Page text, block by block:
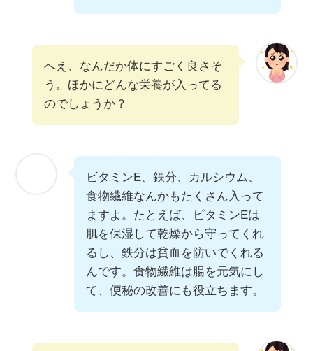
へえ、なんだか体にすごく良さそ
う。ほかにどんな栄養が入ってる
のでしょうか？
ビタミンE、鉄分、カルシウム、
食物繊維なんかもたくさん入って
ますよ。たとえば、ビタミンEは
肌を保湿して乾燥から守ってくれ
るし、鉄分は貧血を防いでくれる
んです。食物繊維は腸を元気にし
て、便秘の改善にも役立ちます。